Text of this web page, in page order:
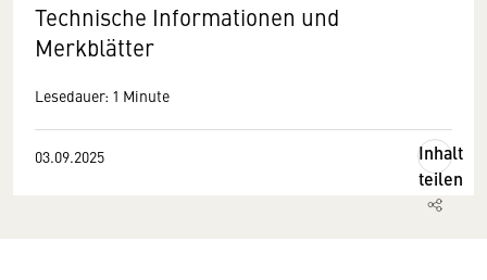
Technische Informationen und
Merkblätter
Lesedauer: 1 Minute
03.09.2025
Inhalt
teilen